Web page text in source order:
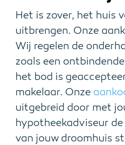
Het is zover, het huis
uitbrengen. Onze
Wij regelen de
zoals een
het bod is
makelaar. Onze
uitgebreid door met
hypotheekadviseur
van jouw droomhuis